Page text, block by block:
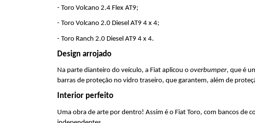
- Toro Volcano 2.4 Flex AT9;
- Toro Volcano 2.0 Diesel AT9 4 x 4;
- Toro Ranch 2.0 Diesel AT9 4 x 4.
Design arrojado
Na parte dianteiro do veículo, a Fiat aplicou o overbumper, que é
barras de proteção no vidro traseiro, que garantem, além de
Interior perfeito
Uma obra de arte por dentro! Assim é o Fiat Toro, com bancos